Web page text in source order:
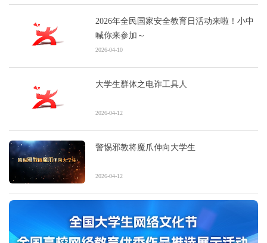
2026年全民国家安全教育日活动来啦！小中
喊你来参加～
2026-04-10
大学生群体之电诈工具人
2026-04-12
警惕邪教将魔爪伸向大学生
2026-04-12